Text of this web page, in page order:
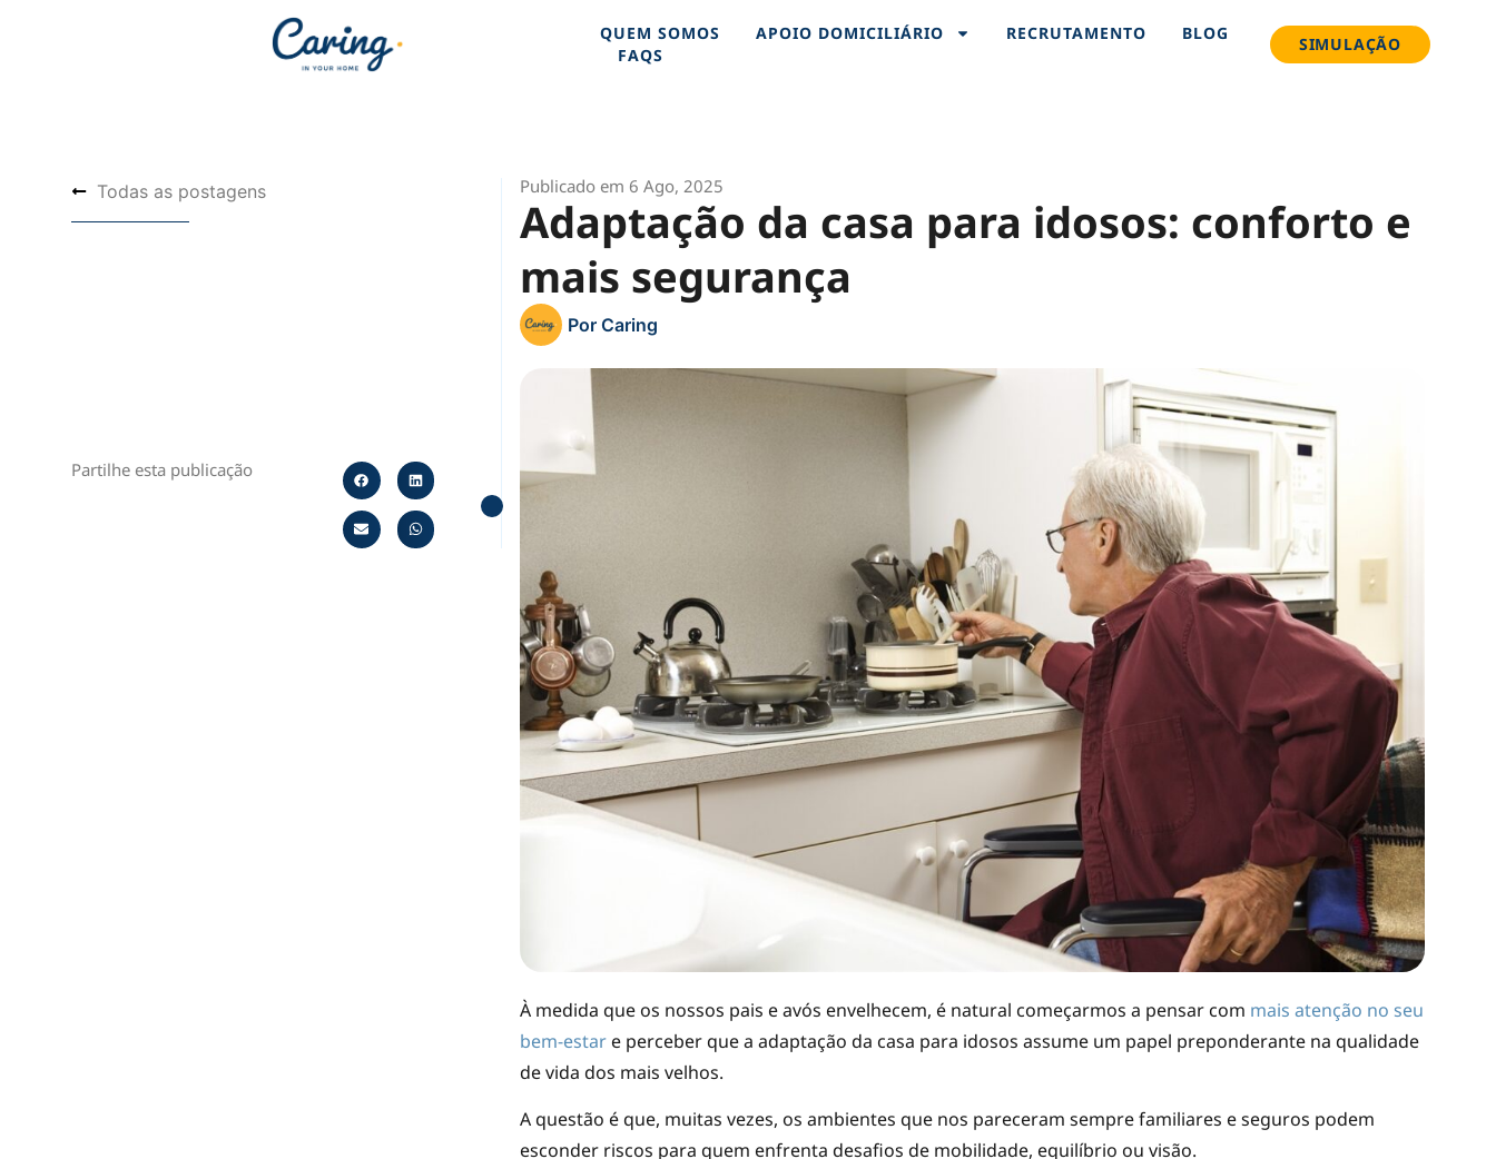
QUEM SOMOS APOIO DOMICILIÁRIO RECRUTAMENTO
BLOG
FAQS
SIMULAÇÃO
Todas as postagens
Partilhe esta publicação
Publicado em 6 Ago, 2025
Adaptação da casa para idosos: conforto e
mais segurança
Por Caring
À medida que os nossos pais e avós envelhecem, é natural começarmos a pensar com mais atenção no seu
bem-estare perceber que a adaptação da casa para idosos assume um papel preponderante na qualidade
de vida dos mais velhos.
A questão é que, muitas vezes, os ambientes que nos pareceram sempre familiares e seguros podem
esconder riscos para quem enfrenta desafios de mobilidade, equilíbrio ou visão.